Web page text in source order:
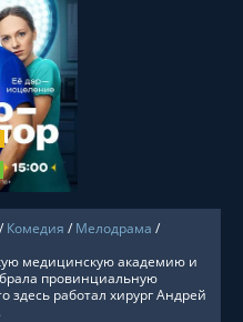
ОНЛАЙН
/ Комедия / Мелодрама /
медицинскую академию и
провинциальную
здесь работал хирург Андрей